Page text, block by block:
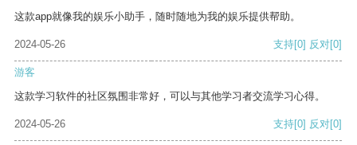
这款app就像我的娱乐小助手，随时随地为我的娱乐提供帮助。
2024-05-26 支持[0] 反对[0]
游客
这款学习软件的社区氛围非常好，可以与其他学习者交流学习心得。
2024-05-26 支持[0] 反对[0]